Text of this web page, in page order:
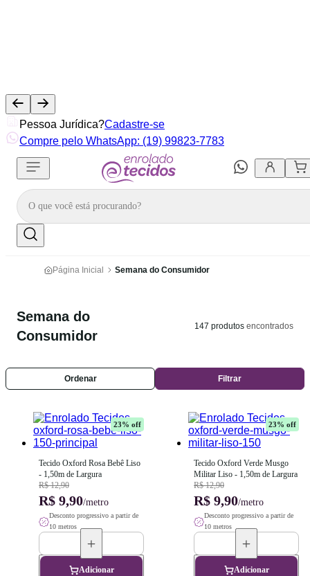
Pessoa Jurídica?Cadastre-se
Compre pelo WhatsApp: (19) 99823-7783
Página Inicial Semana do Consumidor
Semana do
Consumidor
147 produtos encontrados
Ordenar Filtrar
23% off
Tecido Oxford Rosa Bebê Liso
- 1,50m de Largura
R$ 12,90
R$ 9,90/metro
Desconto progressivo a partir de
10 metros
Adicionar
23% off
Tecido Oxford Verde Musgo
Militar Liso - 1,50m de Largura
R$ 12,90
R$ 9,90/metro
Desconto progressivo a partir de
10 metros
Adicionar